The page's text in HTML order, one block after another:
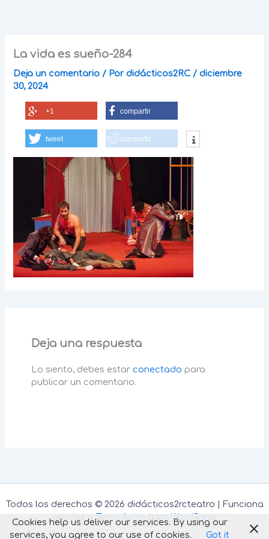
La vida es sueño-284
Deja un comentario / Pordidácticos2RC /diciembre
30, 2024
+1 compartir
tweet compartir
Deja una respuesta
Lo siento, debes estar conectado para
publicar un comentario.
Todos los derechos © 2026 didácticos2rcteatro | Funciona
gracias aTema Astra para WordPress
Cookies help us deliver our services. By using our
services, you agree to our use of cookies.
Got it